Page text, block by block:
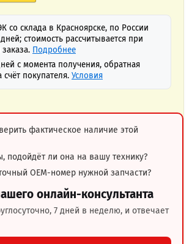
со склада в Красноярске, по России
стоимость рассчитывается при
Подробнее
с момента получения, обратная
счёт покупателя. Условия
фактическое наличие этой
подойдёт ли она на вашу технику?
OEM-номер нужной запчасти?
онлайн-консультанта
7 дней в неделю, и отвечает